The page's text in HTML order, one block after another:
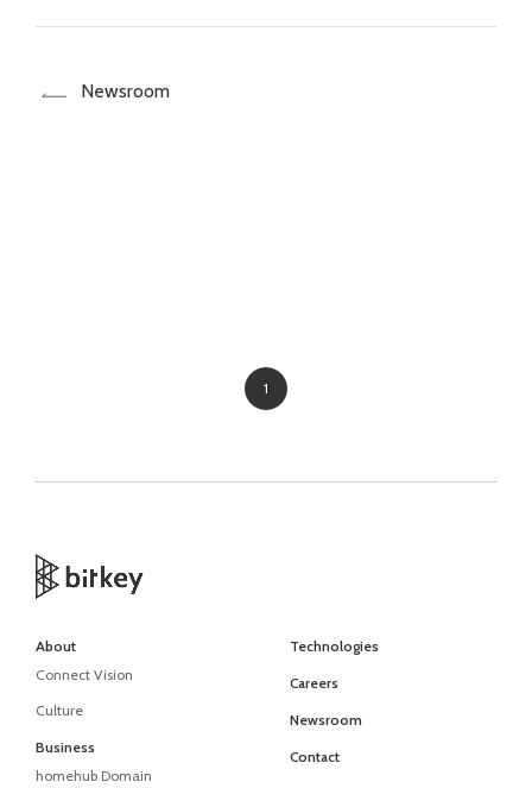
Newsroom
1
About
Connect Vision
Culture
Business
homehub Domain
Technologies
Careers
Newsroom
Contact